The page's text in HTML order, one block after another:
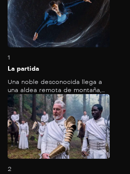
1
La partida
Una noble desconocida llega a
una aldea remota de montaña,...
2